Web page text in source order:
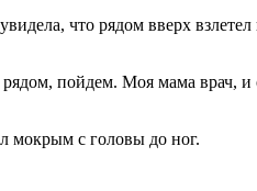
что рядом вверх
пойдем. Моя мама врач, и
мокрым с головы до ног.